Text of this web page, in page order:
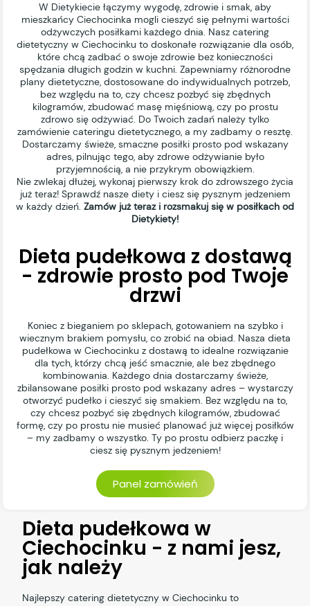
W Dietykiecie łączymy wygodę, zdrowie i smak, aby
mieszkańcy Ciechocinka mogli cieszyć się pełnymi wartości
odżywczych posiłkami każdego dnia. Nasz catering
dietetyczny w Ciechocinku to doskonałe rozwiązanie dla osób,
które chcą zadbać o swoje zdrowie bez konieczności
spędzania długich godzin w kuchni. Zapewniamy różnorodne
plany dietetyczne, dostosowane do indywidualnych potrzeb,
bez względu na to, czy chcesz pozbyć się zbędnych
kilogramów, zbudować masę mięśniową, czy po prostu
zdrowo się odżywiać. Do Twoich zadań należy tylko
zamówienie cateringu dietetycznego, a my zadbamy o resztę.
Dostarczamy świeże, smaczne posiłki prosto pod wskazany
adres, pilnując tego, aby zdrowe odżywianie było
przyjemnością, a nie przykrym obowiązkiem.
Nie zwlekaj dłużej, wykonaj pierwszy krok do zdrowszego życia
już teraz! Sprawdź nasze diety i ciesz się pysznym jedzeniem
w każdy dzień. Zamów już teraz i rozsmakuj się w posiłkach od
Dietykiety!
Dieta pudełkowa z dostawą
- zdrowie prosto pod Twoje
drzwi
Koniec z bieganiem po sklepach, gotowaniem na szybko i
wiecznym brakiem pomysłu, co zrobić na obiad. Nasza dieta
pudełkowa w Ciechocinku z dostawą to idealne rozwiązanie
dla tych, którzy chcą jeść smacznie, ale bez zbędnego
kombinowania. Każdego dnia dostarczamy świeże,
zbilansowane posiłki prosto pod wskazany adres – wystarczy
otworzyć pudełko i cieszyć się smakiem. Bez względu na to,
czy chcesz pozbyć się zbędnych kilogramów, zbudować
formę, czy po prostu nie musieć planować już więcej posiłków
– my zadbamy o wszystko. Ty po prostu odbierz paczkę i
ciesz się pysznym jedzeniem!
Panel zamówień
Dieta pudełkowa w
Ciechocinku - z nami jesz,
jak należy
Najlepszy catering dietetyczny w Ciechocinku to